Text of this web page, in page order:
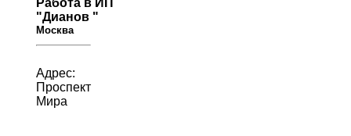
Работа в ИП
"Дианов "
Москва
Адрес:
Проспект
Мира